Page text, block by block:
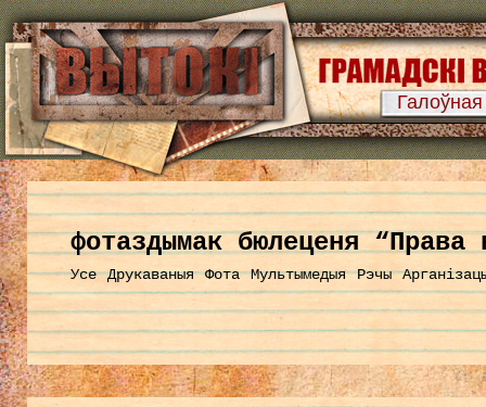
Галоўная
фотаздымак бюлеценя “Права
Усе Друкаваныя Фота Мультымедыя Рэчы